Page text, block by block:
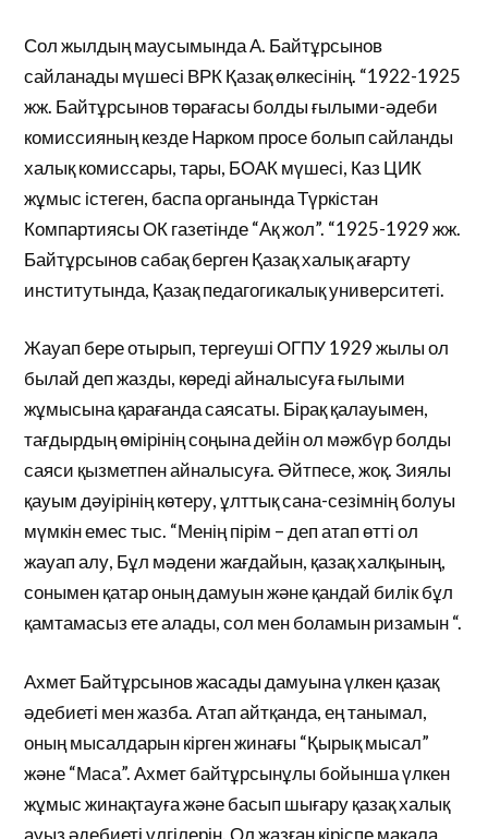
Сол жылдың маусымында А. Байтұрсынов
сайланады мүшесі ВРК Қазақ өлкесінің. “1922-1925
жж. Байтұрсынов төрағасы болды ғылыми-әдеби
комиссияның кезде Нарком просе болып сайланды
халық комиссары, тары, БОАК мүшесі, Каз ЦИК
жұмыс істеген, баспа органында Түркістан
Компартиясы ОК газетінде “Ақ жол”. “1925-1929 жж.
Байтұрсынов сабақ берген Қазақ халық ағарту
институтында, Қазақ педагогикалық университеті.
Жауап бере отырып, тергеуші ОГПУ 1929 жылы ол
былай деп жазды, көреді айналысуға ғылыми
жұмысына қарағанда саясаты. Бірақ қалауымен,
тағдырдың өмірінің соңына дейін ол мәжбүр болды
саяси қызметпен айналысуға. Әйтпесе, жоқ. Зиялы
қауым дәуірінің көтеру, ұлттық сана-сезімнің болуы
мүмкін емес тыс. “Менің пірім – деп атап өтті ол
жауап алу, Бұл мәдени жағдайын, қазақ халқының,
сонымен қатар оның дамуын және қандай билік бұл
қамтамасыз ете алады, сол мен боламын ризамын “.
Ахмет Байтұрсынов жасады дамуына үлкен қазақ
әдебиеті мен жазба. Атап айтқанда, ең танымал,
оның мысалдарын кірген жинағы “Қырық мысал”
және “Маса”. Ахмет байтұрсынұлы бойынша үлкен
жұмыс жинақтауға және басып шығару қазақ халық
ауыз әдебиеті үлгілерін. Ол жазған кіріспе мақала